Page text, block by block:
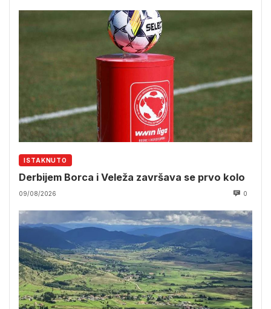
ISTAKNUTO
Derbijem Borca i Veleža završava se prvo kolo
09/08/2026 0